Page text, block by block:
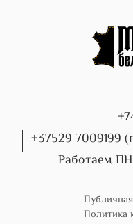
+37529 7009199
Работаем
Политика